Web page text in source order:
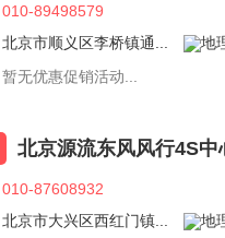
010-89498579
北京市顺义区李桥镇通...
暂无优惠促销活动...
北京源流东风风行4S中
010-87608932
北京市大兴区西红门镇...